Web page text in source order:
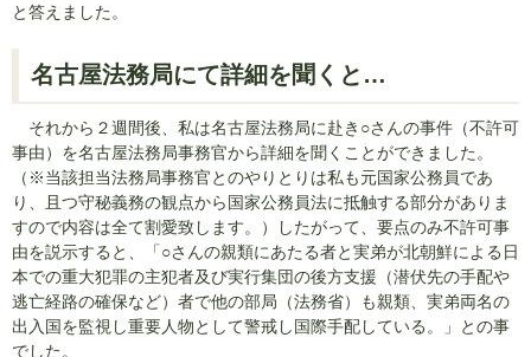
と答えました。
名古屋法務局にて詳細を聞くと…
それから２週間後、私は名古屋法務局に赴き○さんの事件（不許可
事由）を名古屋法務局事務官から詳細を聞くことができました。
（※当該担当法務局事務官とのやりとりは私も元国家公務員であ
り、且つ守秘義務の観点から国家公務員法に抵触する部分がありま
すので内容は全て割愛致します。）したがって、要点のみ不許可事
由を説示すると、「○さんの親類にあたる者と実弟が北朝鮮による日
本での重大犯罪の主犯者及び実行集団の後方支援（潜伏先の手配や
逃亡経路の確保など）者で他の部局（法務省）も親類、実弟両名の
出入国を監視し重要人物として警戒し国際手配している。」との事
でした。